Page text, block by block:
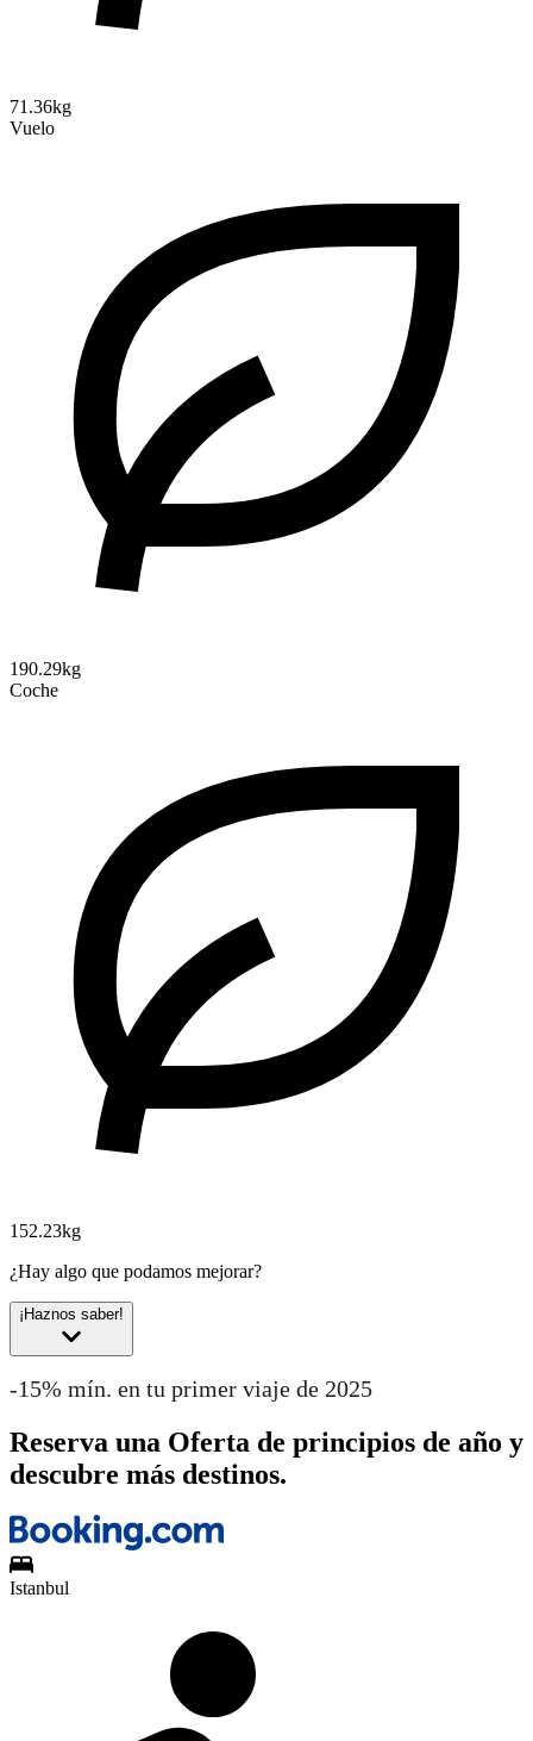
71.36kg
Vuelo
190.29kg
Coche
152.23kg
¿Hay algo que podamos mejorar?
¡Haznos saber!
-15% mín. en tu primer viaje de 2025
Reserva una Oferta de principios de año y
descubre más destinos.
Istanbul